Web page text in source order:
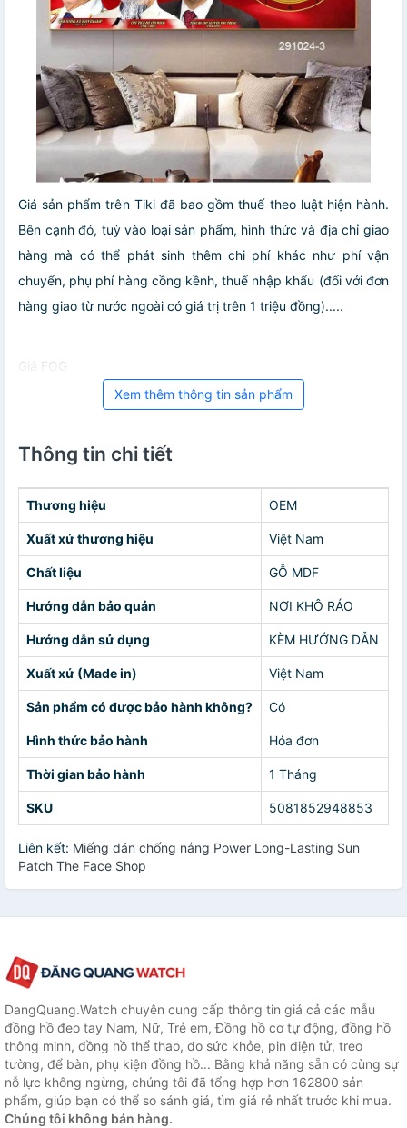
Giá sản phẩm trên Tiki đã bao gồm thuế theo luật hiện hành.
Bên cạnh đó, tuỳ vào loại sản phẩm, hình thức và địa chỉ giao
hàng mà có thể phát sinh thêm chi phí khác như phí vận
chuyển, phụ phí hàng cồng kềnh, thuế nhập khẩu (đối với đơn
hàng giao từ nước ngoài có giá trị trên 1 triệu đồng).....
Giá FOG
Xem thêm thông tin sản phẩm
Thông tin chi tiết
Thương hiệu OEM
Xuất xứ thương hiệu Việt Nam
Chất liệu GỖ MDF
Hướng dẫn bảo quản NƠI KHÔ RÁO
Hướng dẫn sử dụng KÈM HƯỚNG DẪN
Xuất xứ (Made in) Việt Nam
Sản phẩm có được bảo hành không? Có
Hình thức bảo hành Hóa đơn
Thời gian bảo hành 1 Tháng
SKU 5081852948853
Liên kết: Miếng dán chống nắng Power Long-Lasting Sun
Patch The Face Shop
DangQuang.Watch chuyên cung cấp thông tin giá cả các mẫu
đồng hồ đeo tay Nam, Nữ, Trẻ em, Đồng hồ cơ tự động, đồng hồ
thông minh, đồng hồ thể thao, đo sức khỏe, pin điện tử, treo
tường, để bàn, phụ kiện đồng hồ... Bằng khả năng sẵn có cùng sự
nỗ lực không ngừng, chúng tôi đã tổng hợp hơn 162800 sản
phẩm, giúp bạn có thể so sánh giá, tìm giá rẻ nhất trước khi mua.
Chúng tôi không bán hàng.